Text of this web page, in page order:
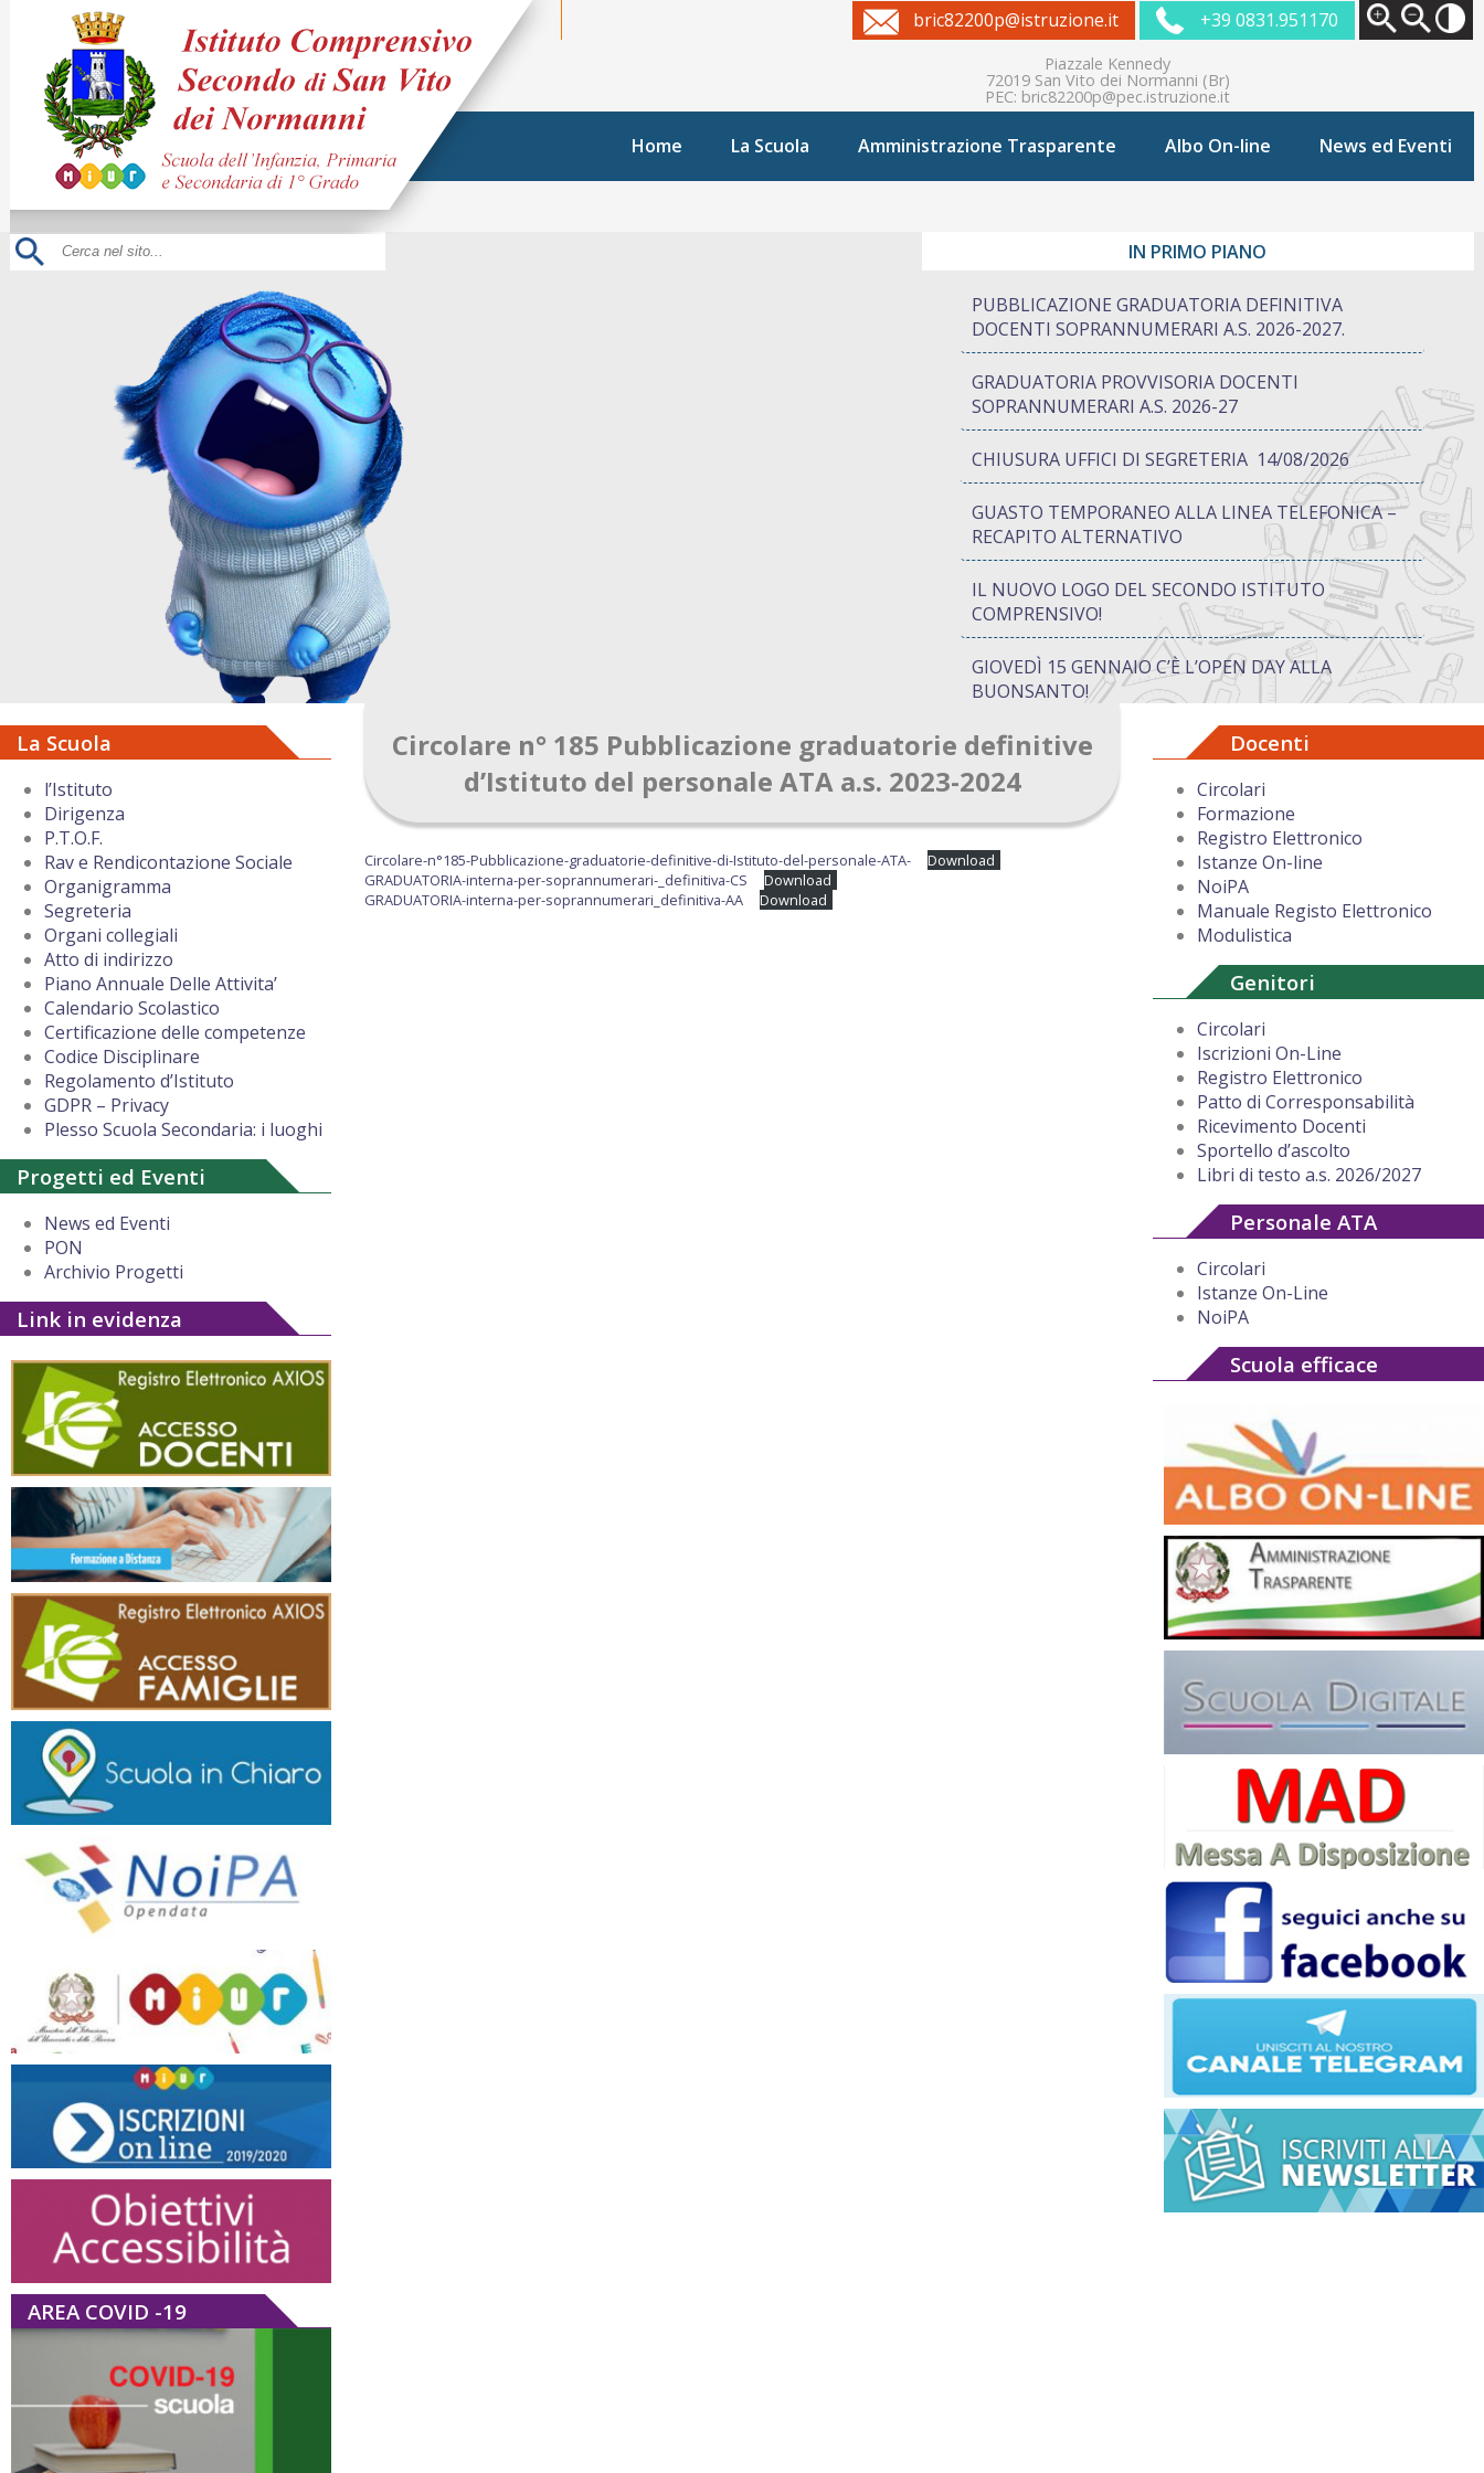
bric82200p@istruzione.it +39 0831.951170
Piazzale Kennedy
72019 San Vito dei Normanni (Br)
PEC: bric82200p@pec.istruzione.it
Home La Scuola Amministrazione Trasparente Albo On-line News ed Eventi
IN PRIMO PIANO
PUBBLICAZIONE GRADUATORIA DEFINITIVA
DOCENTI SOPRANNUMERARI A.S. 2026-2027.
GRADUATORIA PROVVISORIA DOCENTI
SOPRANNUMERARI A.S. 2026-27
CHIUSURA UFFICI DI SEGRETERIA 14/08/2026
GUASTO TEMPORANEO ALLA LINEA TELEFONICA –
RECAPITO ALTERNATIVO
IL NUOVO LOGO DEL SECONDO ISTITUTO
COMPRENSIVO!
GIOVEDÌ 15 GENNAIO C’È L’OPEN DAY ALLA
BUONSANTO!
PON “ATTIVA…MENTE” TRA CREATIVITÀ E GIOCO:
QUANDO IMPARARE DIVENTA UN’AVVENTURA
AUGURI DI BUON NATALE DAL DIRIGENTE
SCOLASTICO
La Scuola
l’Istituto
Dirigenza
P.T.O.F.
Rav e Rendicontazione Sociale
Organigramma
Segreteria
Organi collegiali
Atto di indirizzo
Piano Annuale Delle Attivita’
Calendario Scolastico
Certificazione delle competenze
Codice Disciplinare
Regolamento d’Istituto
GDPR – Privacy
Plesso Scuola Secondaria: i luoghi
Progetti ed Eventi
News ed Eventi
PON
Archivio Progetti
Link in evidenza
AREA COVID -19
Circolare n° 185 Pubblicazione graduatorie definitive
d’Istituto del personale ATA a.s. 2023-2024
Circolare-n°185-Pubblicazione-graduatorie-definitive-di-Istituto-del-personale-ATA-
Download
GRADUATORIA-interna-per-soprannumerari-_definitiva-CS
Download
GRADUATORIA-interna-per-soprannumerari_definitiva-AA
Download
Docenti
Circolari
Formazione
Registro Elettronico
Istanze On-line
NoiPA
Manuale Registo Elettronico
Modulistica
Genitori
Circolari
Iscrizioni On-Line
Registro Elettronico
Patto di Corresponsabilità
Ricevimento Docenti
Sportello d’ascolto
Libri di testo a.s. 2026/2027
Personale ATA
Circolari
Istanze On-Line
NoiPA
Scuola efficace